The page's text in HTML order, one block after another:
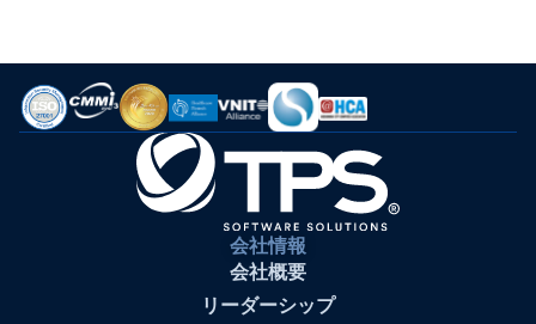
会社情報
会社概要
リーダーシップ